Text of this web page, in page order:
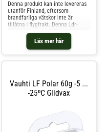
Läs mer här
Denna produkt kan inte levereras
utanför Finland, eftersom
brandfarliga vätskor inte är
tillåtna i flygfrakt. Denna Ldr-
vätska passar en mängd olika
förhållanden. - 80 ml
förpackningsstorlek - Produkt i
Pure Pro-serien: superb prestanda
Vauhti LF Polar 60g -5 ...
-25ºC Glidvax